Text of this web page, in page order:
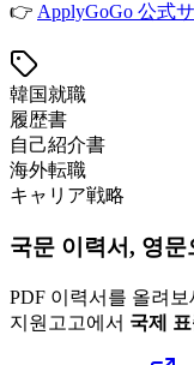
👉 ApplyGoGo 公式
韓国就職
履歴書
自己紹介書
海外転職
キャリア戦略
국문 이력서, 영
PDF 이력서를 올려보
지원고고에서 국제